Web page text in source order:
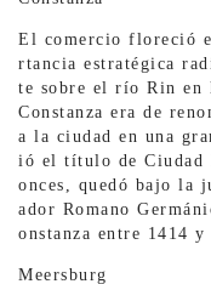
El comercio floreció
rtancia estratégica
te sobre el río Rin en
Constanza era de
a la ciudad en una
ió el título de Ciudad
onces, quedó bajo la
ador Romano
onstanza entre 1414 y
Meersburg